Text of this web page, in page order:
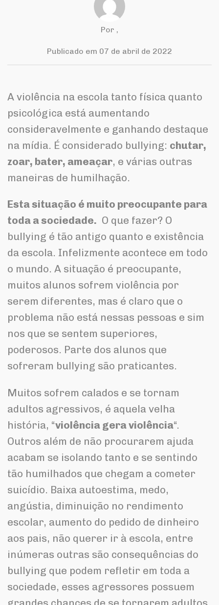
Por ,
Publicado em 07 de abril de 2022
A violência na escola tanto física quanto
psicológica está aumentando
consideravelmente e ganhando destaque
na mídia. É considerado bullying: chutar,
zoar, bater, ameaçar, e várias outras
maneiras de humilhação.
Esta situação é muito preocupante para
toda a sociedade. O que fazer? O
bullying é tão antigo quanto e existência
da escola. Infelizmente acontece em todo
o mundo. A situação é preocupante,
muitos alunos sofrem violência por
serem diferentes, mas é claro que o
problema não está nessas pessoas e sim
nos que se sentem superiores,
poderosos. Parte dos alunos que
sofreram bullying são praticantes.
Muitos sofrem calados e se tornam
adultos agressivos, é aquela velha
história, “violência gera violência“.
Outros além de não procurarem ajuda
acabam se isolando tanto e se sentindo
tão humilhados que chegam a cometer
suicídio. Baixa autoestima, medo,
angústia, diminuição no rendimento
escolar, aumento do pedido de dinheiro
aos pais, não querer ir à escola, entre
inúmeras outras são consequências do
bullying que podem refletir em toda a
sociedade, esses agressores possuem